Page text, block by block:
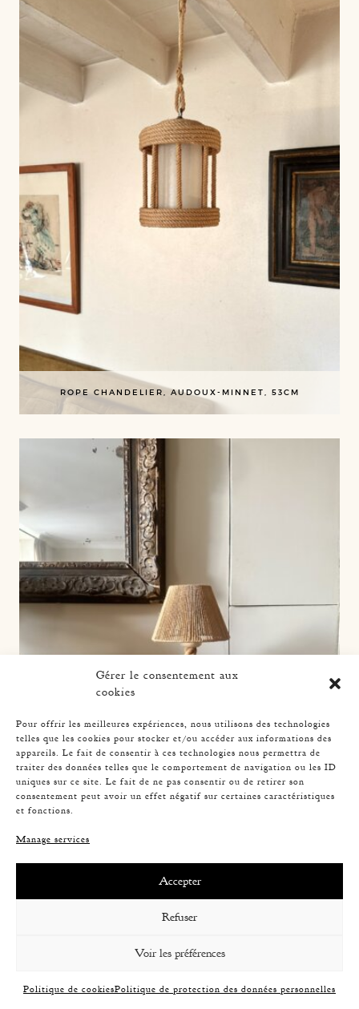
Gérer le consentement aux
cookies
Pour offrir les meilleures expériences, nous utilisons des technologies
telles que les cookies pour stocker et/ou accéder aux informations des
appareils. Le fait de consentir à ces technologies nous permettra de
traiter des données telles que le comportement de navigation ou les ID
uniques sur ce site. Le fait de ne pas consentir ou de retirer son
consentement peut avoir un effet négatif sur certaines caractéristiques
et fonctions.
Manage services
Accepter
Refuser
Voir les préférences
Politique de cookiesPolitique de protection des données personnelles
ROPE CHANDELIER, AUDOUX-MINNET, 53CM
ROPE TABLE LAMP, AUDOUX-MINNET, 31CM